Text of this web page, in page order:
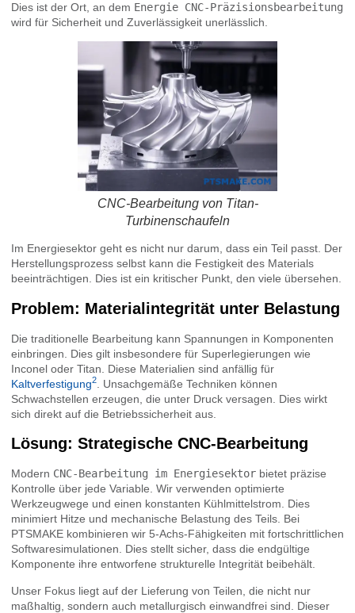
Dies ist der Ort, an dem Energie CNC-Präzisionsbearbeitung
wird für Sicherheit und Zuverlässigkeit unerlässlich.
CNC-Bearbeitung von Titan-
Turbinenschaufeln
Im Energiesektor geht es nicht nur darum, dass ein Teil passt. Der
Herstellungsprozess selbst kann die Festigkeit des Materials
beeinträchtigen. Dies ist ein kritischer Punkt, den viele übersehen.
Problem: Materialintegrität unter Belastung
Die traditionelle Bearbeitung kann Spannungen in Komponenten
einbringen. Dies gilt insbesondere für Superlegierungen wie
Inconel oder Titan. Diese Materialien sind anfällig für
Kaltverfestigung2
. Unsachgemäße Techniken können
Schwachstellen erzeugen, die unter Druck versagen. Dies wirkt
sich direkt auf die Betriebssicherheit aus.
Lösung: Strategische CNC-Bearbeitung
Modern CNC-Bearbeitung im Energiesektor bietet präzise
Kontrolle über jede Variable. Wir verwenden optimierte
Werkzeugwege und einen konstanten Kühlmittelstrom. Dies
minimiert Hitze und mechanische Belastung des Teils. Bei
PTSMAKE kombinieren wir 5-Achs-Fähigkeiten mit fortschrittlichen
Softwaresimulationen. Dies stellt sicher, dass die endgültige
Komponente ihre entworfene strukturelle Integrität beibehält.
Unser Fokus liegt auf der Lieferung von Teilen, die nicht nur
maßhaltig, sondern auch metallurgisch einwandfrei sind. Dieser